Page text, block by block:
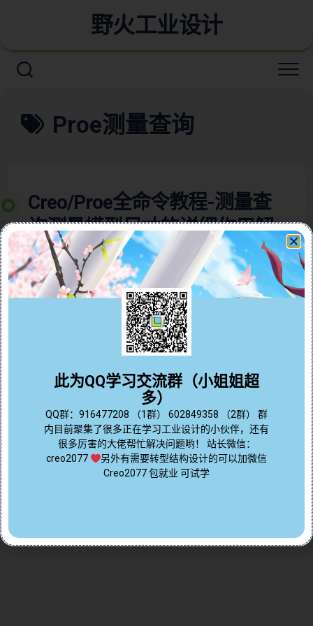
野火工业设计
Proe测量查询
Creo/Proe全命令教程-测量查
询测量模型尺寸的详细作用解
读含详细视频教程
本视频教程含图文全面介绍了Creo Parametric软件中的
测量工具和查询工具，帮助用户轻松掌握产品设计的核
心分析功能。教程详细讲解了测量工具的各种用途，包
括长度、距离、角度、直径、面积、体积和变换的测量
方法，并演示了如何在不同版本的Creo中找到和使用这
些工具。此外，视频还提到了仿真探测功能的应用，该
功能需要硬件支持，能够进一步提升设计分析的精度与
效率。无论您是Creo初学者还是希望优化设计流程的专
业人士，本视频都能为您提供实用指导，助您快速掌握
测量与查询工具，提升产品设计与分析能力！
Continue reading...
此为QQ学习交流群（小姐姐超
多）
QQ群：916477208 （1群） 602849358 （2群） 群
内目前聚集了很多正在学习工业设计的小伙伴，还有
很多厉害的大佬帮忙解决问题哟！ 站长微信：
creo2077
另外有需要转型结构设计的可以加微信
Creo2077 包就业 可试学
问题答疑♥资料白嫖
群内有大量学习资料哟~
点我直接加群嘛